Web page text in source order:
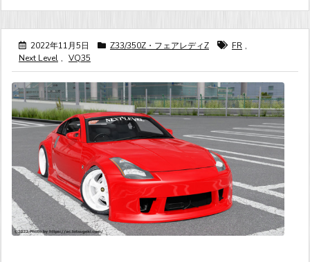
2022年11月5日 Z33/350Z・フェアレディZ FR ,
Next Level , VQ35